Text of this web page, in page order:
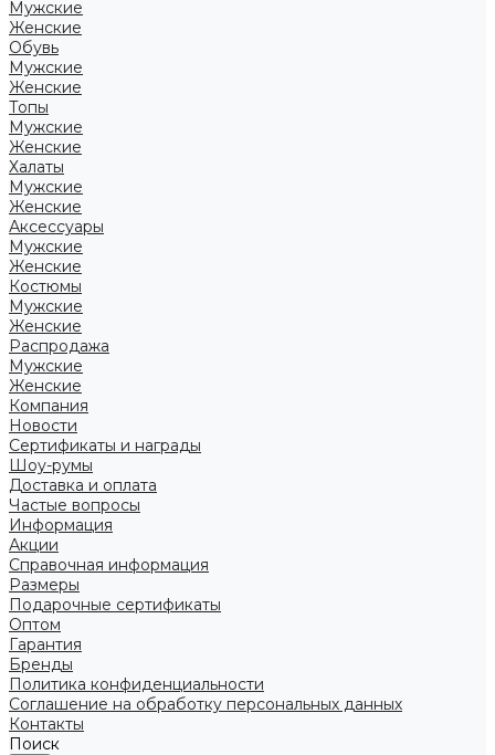
Мужские
Женские
Обувь
Мужские
Женские
Топы
Мужские
Женские
Халаты
Мужские
Женские
Аксессуары
Мужские
Женские
Костюмы
Мужские
Женские
Распродажа
Мужские
Женские
Компания
Новости
Сертификаты и награды
Шоу-румы
Доставка и оплата
Частые вопросы
Информация
Акции
Справочная информация
Размеры
Подарочные сертификаты
Оптом
Гарантия
Бренды
Политика конфиденциальности
Соглашение на обработку персональных данных
Контакты
Поиск